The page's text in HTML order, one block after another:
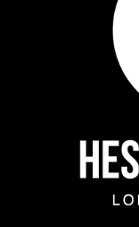
Plus que 2 en